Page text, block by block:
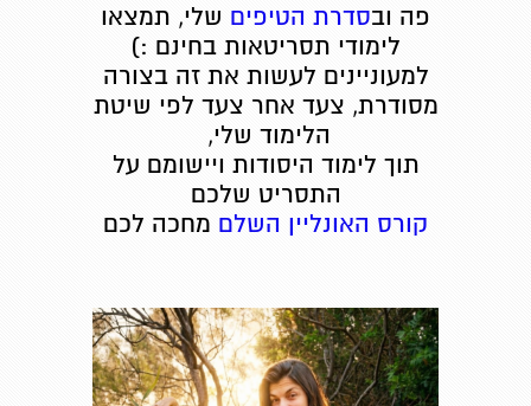
פה ובסדרת הטיפים שלי, תמצאו
לימודי תסריטאות בחינם :)
למעוניינים לעשות את זה בצורה
מסודרת, צעד אחר צעד לפי שיטת
הלימוד שלי,
תוך לימוד היסודות ויישומם על
התסריט שלכם
קורס האונליין השלם מחכה לכם